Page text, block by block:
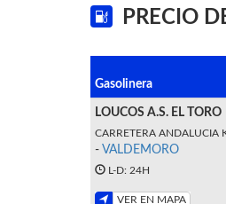
PRECIO
Gasolinera
LOUCOS A.S. EL TORO
CARRETERA ANDALUCIA
- VALDEMORO
L-D: 24H
VER EN MAPA